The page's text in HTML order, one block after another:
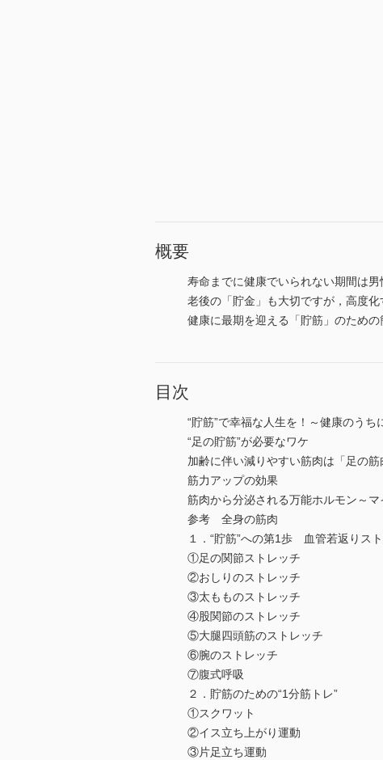
概要
寿命までに健康でいられない期間は男
老後の「貯金」も大切ですが，高度
健康に最期を迎える「貯筋」のため
目次
“貯筋”で幸福な人生を！～健康のうち
“足の貯筋”が必要なワケ
加齢に伴い減りやすい筋肉は「足の筋
筋力アップの効果
筋肉から分泌される万能ホルモン～マ
参考 全身の筋肉
１．“貯筋”への第1歩 血管若返りス
①足の関節ストレッチ
②おしりのストレッチ
③太もものストレッチ
④股関節のストレッチ
⑤大腿四頭筋のストレッチ
⑥腕のストレッチ
⑦腹式呼吸
２．貯筋のための“1分筋トレ”
①スクワット
②イス立ち上がり運動
③片足立ち運動